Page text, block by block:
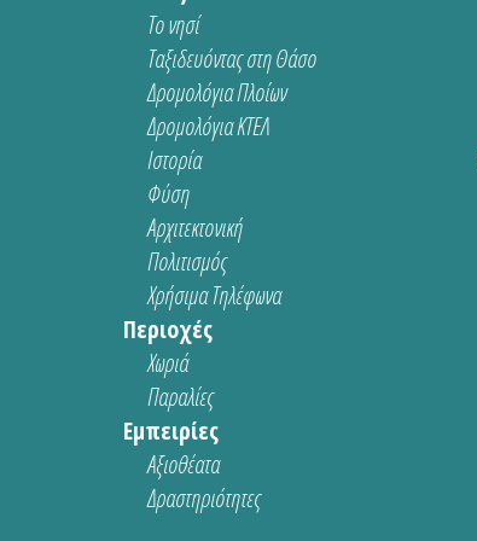
Το νησί
Ταξιδευόντας στη Θάσο
Δρομολόγια Πλοίων
Δρομολόγια ΚΤΕΛ
Ιστορία
Φύση
Αρχιτεκτονική
Πολιτισμός
Χρήσιμα Τηλέφωνα
Περιοχές
Χωριά
Παραλίες
Εμπειρίες
Αξιοθέατα
Δραστηριότητες